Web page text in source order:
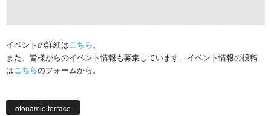
イベントの詳細はこちら。
また、皆様からのイベント情報も募集しています。イベント情報の投稿
はこちらのフォームから。
otonamie terrace